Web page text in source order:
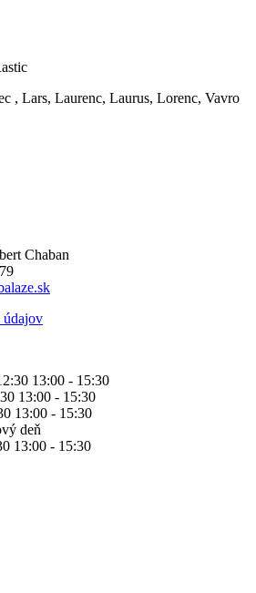
, Lars, Laurenc, Laurus, Lorenc, Vavro
Chaban
údajov
13:00 - 15:30
13:00 - 15:30
13:00 - 15:30
deň
13:00 - 15:30